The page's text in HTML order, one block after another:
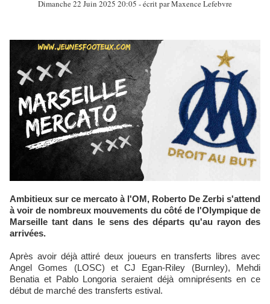
Dimanche 22 Juin 2025 20:05 - écrit par Maxence Lefebvre
Ambitieux sur ce mercato à l'OM, Roberto De Zerbi s'attend
à voir de nombreux mouvements du côté de l'Olympique de
Marseille tant dans le sens des départs qu'au rayon des
arrivées.
Après avoir déjà attiré deux joueurs en transferts libres avec
Angel Gomes (LOSC) et CJ Egan-Riley (Burnley), Mehdi
Benatia et Pablo Longoria seraient déjà omniprésents en ce
début de marché des transferts estival.